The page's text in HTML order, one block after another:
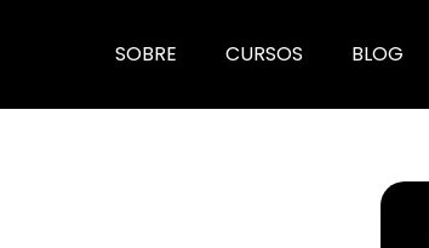
SOBRE CURSOS BLOG